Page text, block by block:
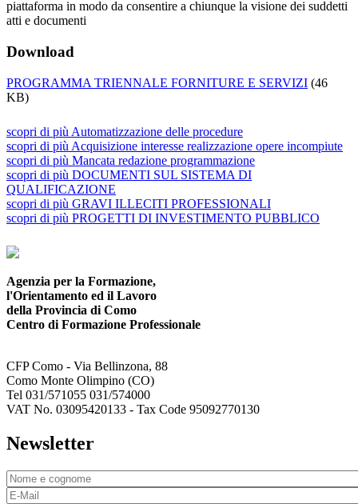
piattaforma in modo da consentire a chiunque la visione dei suddetti
atti e documenti
Download
PROGRAMMA TRIENNALE FORNITURE E SERVIZI (46
KB)
scopri di più Automatizzazione delle procedure
scopri di più Acquisizione interesse realizzazione opere incompiute
scopri di più Mancata redazione programmazione
scopri di più DOCUMENTI SUL SISTEMA DI
QUALIFICAZIONE
scopri di più GRAVI ILLECITI PROFESSIONALI
scopri di più PROGETTI DI INVESTIMENTO PUBBLICO
Agenzia per la Formazione,
l'Orientamento ed il Lavoro
della Provincia di Como
Centro di Formazione Professionale
CFP Como - Via Bellinzona, 88
Como Monte Olimpino (CO)
Tel 031/571055 031/574000
VAT No. 03095420133 - Tax Code 95092770130
Newsletter